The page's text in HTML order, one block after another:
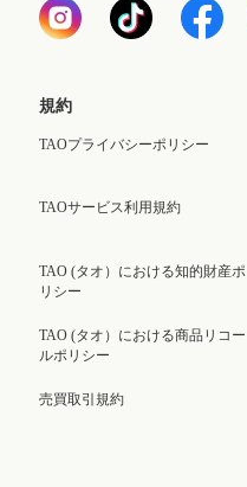
規約
TAOプライバシーポリシー
TAOサービス利用規約
TAO (タオ）における知的財産ポ
リシー
TAO (タオ）における商品リコー
ルポリシー
売買取引規約